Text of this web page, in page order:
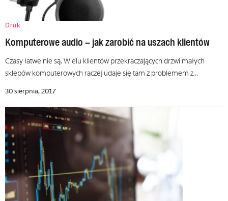
Druk
Komputerowe audio – jak zarobić na uszach klientów
Czasy łatwe nie są. Wielu klientów przekraczających drzwi małych
sklepów komputerowych raczej udaje się tam z problemem z…
30 sierpnia, 2017